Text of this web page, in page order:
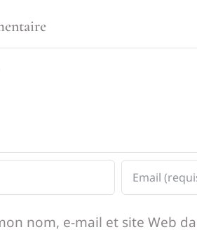
nom, e-mail et site Web